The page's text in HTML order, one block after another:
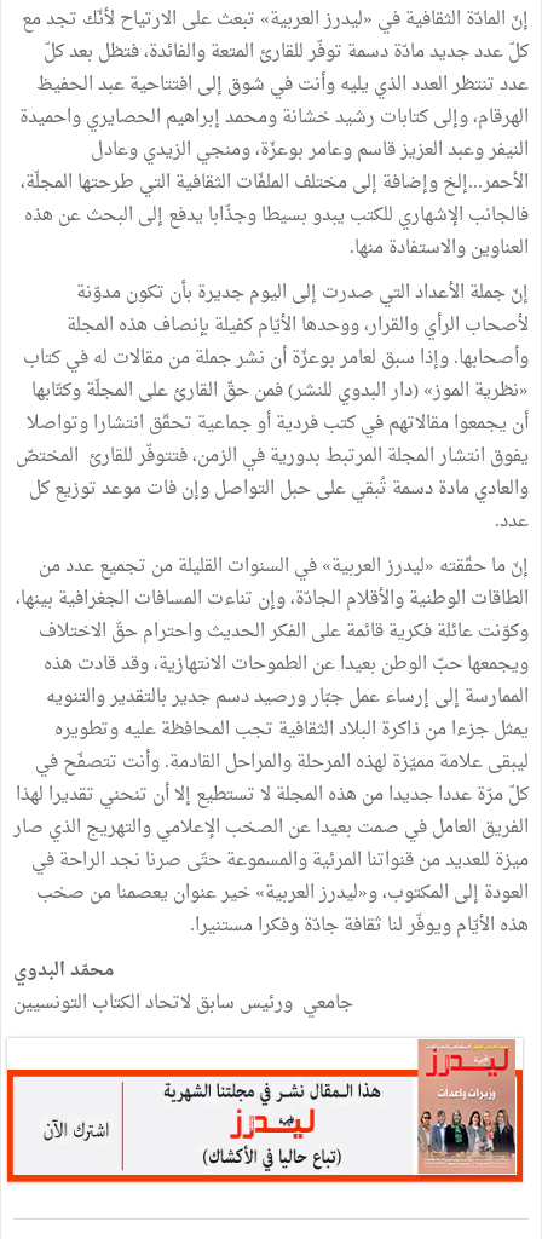
إنّ المادّة الثقافية في «ليدرز العربية» تبعث على الارتياح لأنّك تجد مع
كلّ عدد جديد مادّة دسمة توفّر للقارئ المتعة والفائدة، فتظل بعد كلّ
عدد تنتظر العدد الذي يليه وأنت في شوق إلى افتتاحية عبد الحفيظ
الهرقام، وإلى كتابات رشيد خشانة ومحمد إبراهيم الحصايري واحميدة
النيفر وعبد العزيز قاسم وعامر بوعزّة، ومنجي الزيدي وعادل
الأحمر...إلخ وإضافة إلى مختلف الملفّات الثقافية التي طرحتها المجلّة،
فالجانب الإشهاري للكتب يبدو بسيطا وجذّابا يدفع إلى البحث عن هذه
العناوين والاستفادة منها.
إنّ جملة الأعداد التي صدرت إلى اليوم جديرة بأن تكون مدوّنة
لأصحاب الرأي والقرار، ووحدها الأيّام كفيلة بإنصاف هذه المجلة
وأصحابها. وإذا سبق لعامر بوعزّة أن نشر جملة من مقالات له في كتاب
«نظرية الموز» (دار البدوي للنشر) فمن حقّ القارئ على المجلّة وكتّابها
أن يجمعوا مقالاتهم في كتب فردية أو جماعية تحقّق انتشارا وتواصلا
يفوق انتشار المجلة المرتبط بدورية في الزمن، فتتوفّر للقارئ المختصّ
والعادي مادة دسمة تُبقي على حبل التواصل وإن فات موعد توزيع كل
عدد.
إنّ ما حقّقته «ليدرز العربية» في السنوات القليلة من تجميع عدد من
الطاقات الوطنية والأقلام الجادّة، وإن تناءت المسافات الجغرافية بينها،
وكوّنت عائلة فكرية قائمة على الفكر الحديث واحترام حقّ الاختلاف
ويجمعها حبّ الوطن بعيدا عن الطموحات الانتهازية، وقد قادت هذه
الممارسة إلى إرساء عمل جبّار ورصيد دسم جدير بالتقدير والتنويه
يمثل جزءا من ذاكرة البلاد الثقافية تجب المحافظة عليه وتطويره
ليبقى علامة مميّزة لهذه المرحلة والمراحل القادمة. وأنت تتصفّح في
كلّ مرّة عددا جديدا من هذه المجلة لا تستطيع إلا أن تنحني تقديرا لهذا
الفريق العامل في صمت بعيدا عن الصخب الإعلامي والتهريج الذي صار
ميزة للعديد من قنواتنا المرئية والمسموعة حتّى صرنا نجد الراحة في
العودة إلى المكتوب، و«ليدرز العربية» خير عنوان يعصمنا من صخب
هذه الأيّام ويوفّر لنا ثقافة جادّة وفكرا مستنيرا.
محمّد البدوي
جامعي ورئيس سابق لاتحاد الكتاب التونسيين